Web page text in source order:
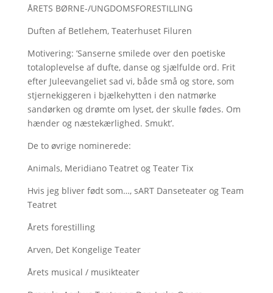
ÅRETS BØRNE-/UNGDOMSFORESTILLING
Duften af Betlehem, Teaterhuset Filuren
Motivering: ’Sanserne smilede over den poetiske
totaloplevelse af dufte, danse og sjælfulde ord. Frit
efter Juleevangeliet sad vi, både små og store, som
stjernekiggeren i bjælkehytten i den natmørke
sandørken og drømte om lyset, der skulle fødes. Om
hænder og næstekærlighed. Smukt’.
De to øvrige nominerede:
Animals, Meridiano Teatret og Teater Tix
Hvis jeg bliver født som…, sART Danseteater og Team
Teatret
Årets forestilling
Arven, Det Kongelige Teater
Årets musical / musikteater